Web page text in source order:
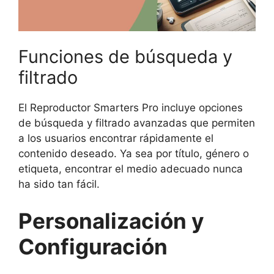
Funciones de búsqueda y
filtrado
El Reproductor Smarters Pro incluye opciones
de búsqueda y filtrado avanzadas que permiten
a los usuarios encontrar rápidamente el
contenido deseado. Ya sea por título, género o
etiqueta, encontrar el medio adecuado nunca
ha sido tan fácil.
Personalización y
Configuración